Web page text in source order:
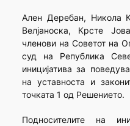
Ален Деребан, Никола
Велјаноска, Крсте
членови на Советот на
суд на Република
иницијатива за
на уставноста и
точката 1 од Решението.
Подносителите на